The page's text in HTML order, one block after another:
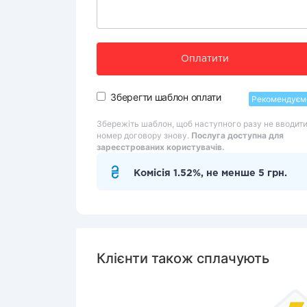
Оплатити
Зберегти шаблон оплати
Збережіть шаблон, щоб наступного разу не вводити
номер договору знову. Послуга доступна для
зареєстрованих користувачів.
Комісія 1.52%, не менше 5 грн.
Клієнти також сплачують